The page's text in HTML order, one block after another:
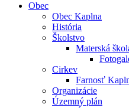
Obec
Obec Kaplna
História
Školstvo
Materská
Cirkev
Farnosť
Organizácie
Územný plán